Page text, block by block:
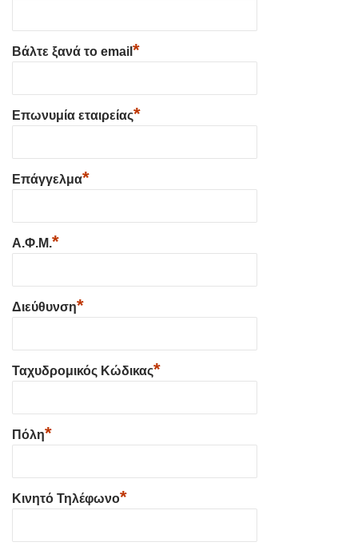
Βάλτε ξανά το email *
Επωνυμία εταιρείας*
Επάγγελμα*
Α.Φ.Μ.*
Διεύθυνση*
Ταχυδρομικός Κώδικας*
Πόλη*
Κινητό Τηλέφωνο*